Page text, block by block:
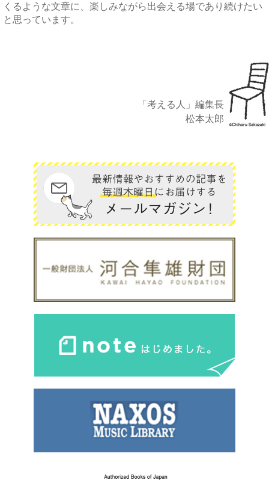
くるような文章に、楽しみながら出会える場であり続けたい
と思っています。
「考える人」編集長
松本太郎